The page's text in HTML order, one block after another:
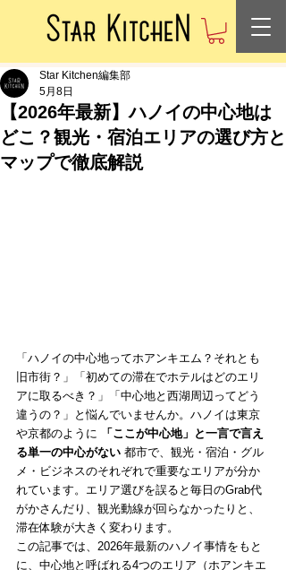
【2026年最新】ハノイの中心地は
どこ？観光・宿泊エリアの選び方と
マップで徹底解説
Star Kitchen編集部
5月8日
「ハノイの中心地ってホアンキエム？それとも
旧市街？」「初めての滞在でホテルはどのエリ
アに取るべき？」「中心地と西湖周辺ってどう
違うの？」と悩んでいませんか。ハノイは東京
や京都のように
「ここが中心地」と一言で言え
る単一の中心がない 都市で、観光・宿泊・グル
メ・ビジネスのそれぞれで重要なエリアが分か
れています。エリア選びを誤ると毎日のGrab代
がかさんだり、観光動線が回らなかったりと、
滞在体験が大きく変わります。
この記事では、2026年最新のハノイ事情をもと
に、中心地と呼ばれる4つのエリア（ホアンキエ